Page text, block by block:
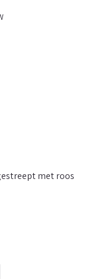
met roos